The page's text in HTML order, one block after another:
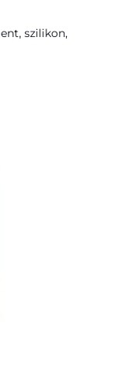
szilikon,